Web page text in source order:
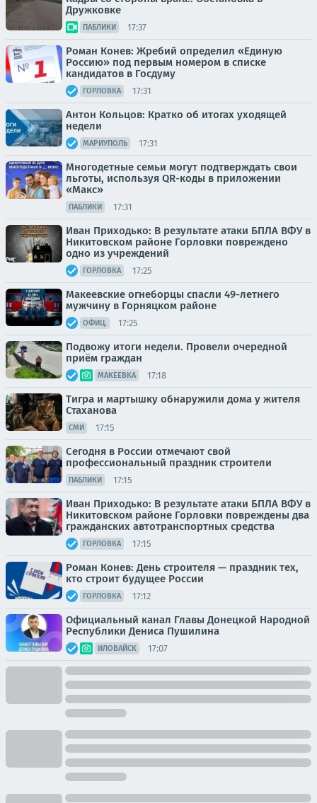
Дружковке
ПАБЛИКИ 17:37
Роман Конев: Жребий определил «Единую
Россию» под первым номером в списке
кандидатов в Госдуму
ГОРЛОВКА 17:31
Антон Кольцов: Кратко об итогах уходящей
недели
МАРИУПОЛЬ 17:31
Многодетные семьи могут подтверждать свои
льготы, используя QR-коды в приложении
«Макс»
ПАБЛИКИ 17:31
Иван Приходько: В результате атаки БПЛА ВФУ в
Никитовском районе Горловки повреждено
одно из учреждений
ГОРЛОВКА 17:25
Макеевские огнеборцы спасли 49-летнего
мужчину в Горняцком районе
ОФИЦ. 17:25
Подвожу итоги недели. Провели очередной
приём граждан
МАКЕЕВКА 17:18
Тигра и мартышку обнаружили дома у жителя
Стаханова
СМИ 17:15
Сегодня в России отмечают свой
профессиональный праздник строители
ПАБЛИКИ 17:15
Иван Приходько: В результате атаки БПЛА ВФУ в
Никитовском районе Горловки повреждены два
гражданских автотранспортных средства
ГОРЛОВКА 17:15
Роман Конев: День строителя — праздник тех,
кто строит будущее России
ГОРЛОВКА 17:12
Официальный канал Главы Донецкой Народной
Республики Дениса Пушилина
ИЛОВАЙСК 17:07